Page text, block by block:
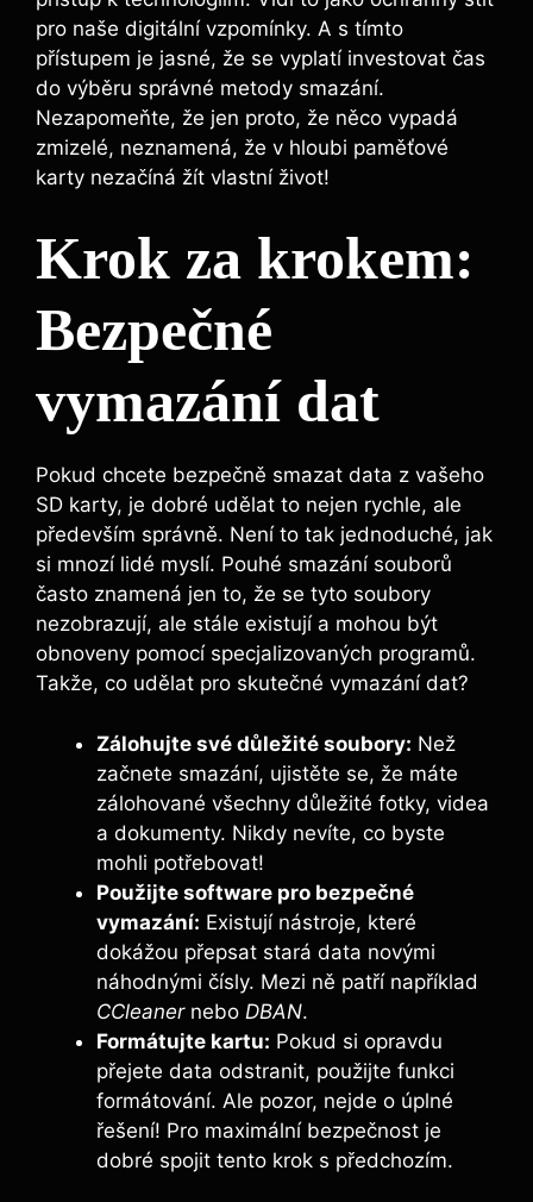
⁢pro naše digitální vzpomínky. A s tímto
přístupem je jasné, že se vyplatí investovat ‍čas⁣
do výběru správné metody smazání.
Nezapomeňte, že⁣ jen proto, že ‌něco vypadá
zmizelé, neznamená,​ že v hloubi paměťové
karty nezačíná žít vlastní život!
Krok za krokem:
Bezpečné
vymazání dat
Pokud ⁣chcete bezpečně smazat data z vašeho
SD karty, je dobré udělat to nejen rychle, ale
především správně. Není to tak jednoduché, jak
si⁢ mnozí lidé myslí. Pouhé smazání ⁣souborů
často znamená jen to, že ​se tyto​ soubory
nezobrazují, ale stále existují a mohou být
⁢obnoveny pomocí ​specjalizovaných programů.
Takže, co udělat pro​ skutečné ​vymazání dat?
Zálohujte‌ své důležité⁤ soubory: Než
začnete ⁤smazání, ujistěte⁤ se, že máte⁢
zálohované všechny důležité fotky, videa
a⁤ dokumenty. Nikdy nevíte, ‍co byste⁣
mohli potřebovat!
Použijte software pro⁢ bezpečné
vymazání: Existují​ nástroje, které
dokážou přepsat⁣ stará data ⁣novými
náhodnými čísly. Mezi ně patří například
CCleanernebo DBAN.
Formátujte kartu: Pokud si opravdu
přejete data odstranit, použijte funkci
formátování. Ale pozor, nejde o⁤ úplné
řešení! Pro maximální bezpečnost‌ je
dobré spojit tento krok s předchozím.